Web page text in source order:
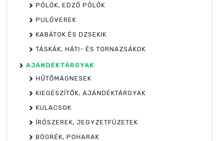
PÓLÓK, EDZŐ PÓLÓK
PULÓVEREK
KABÁTOK ÉS DZSEKIK
TÁSKÁK, HÁTI- ÉS TORNAZSÁKOK
AJÁNDÉKTÁRGYAK
HŰTŐMÁGNESEK
KIEGÉSZÍTŐK, AJÁNDÉKTÁRGYAK
KULACSOK
ÍRÓSZEREK, JEGYZETFÜZETEK
BÖGRÉK, POHARAK